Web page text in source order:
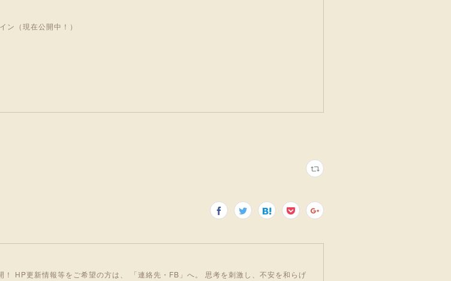
ン（現在公開中！）
！ HP更新情報等をご希望の方は、 「連絡先・FB」へ。 思考を刺激し、不安を和らげ